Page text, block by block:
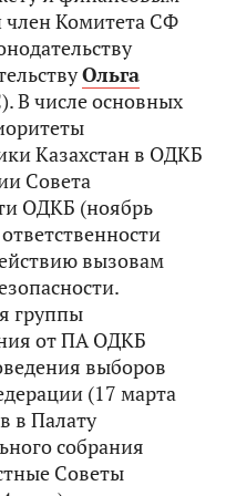
член Комитета СФ
Ольга
В числе основных
Казахстан в ОДКБ
Совета
ОДКБ (ноябрь
вызовам
группы
от ПА ОДКБ
выборов
(17 марта
в Палату
собрания
Советы